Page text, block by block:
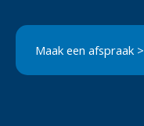
Maak een afspraak >